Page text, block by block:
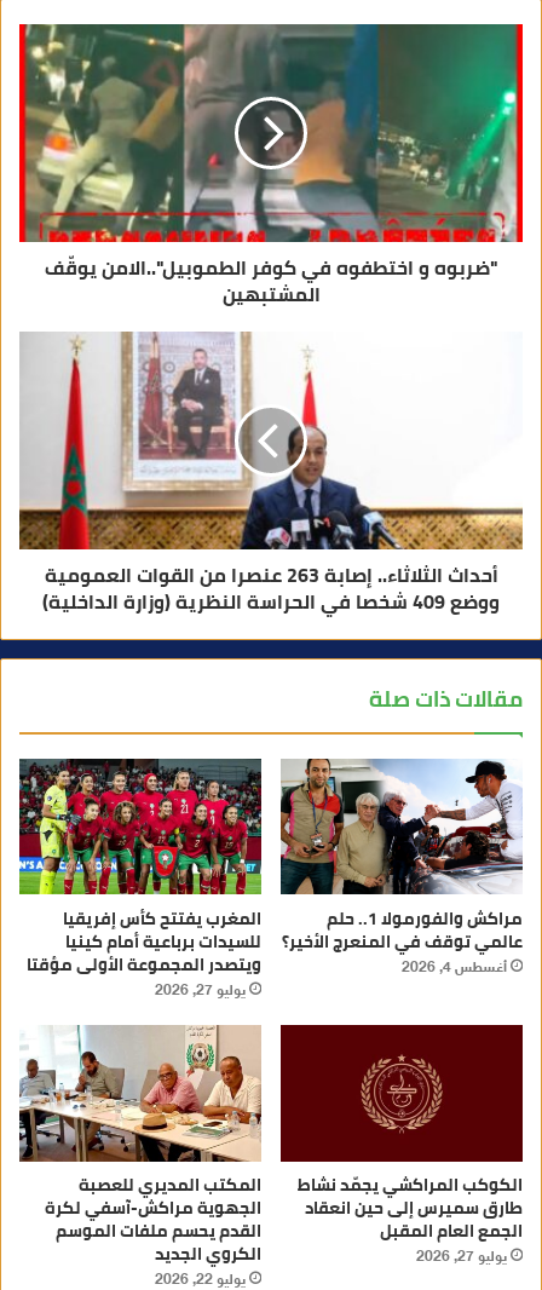
ا
ك
و
ي
"ضربوه و اختطفوه في كوفر الطموبيل"..الامن يوقّف
المشتبهين
‎أحداث الثلاثاء.. إصابة 263 عنصرا من القوات العمومية
ووضع 409 شخصا في الحراسة النظرية (وزارة الداخلية)
مقالات ذات صلة
مراكش والفورمولا 1.. حلم
عالمي توقف في المنعرج الأخير؟
أغسطس 4, 2026
المغرب يفتتح كأس إفريقيا
للسيدات برباعية أمام كينيا
ويتصدر المجموعة الأولى مؤقتا
يوليو 27, 2026
الكوكب المراكشي يجمّد نشاط
طارق سميرس إلى حين انعقاد
الجمع العام المقبل
يوليو 27, 2026
المكتب المديري للعصبة
الجهوية مراكش-آسفي لكرة
القدم يحسم ملفات الموسم
الكروي الجديد
يوليو 22, 2026